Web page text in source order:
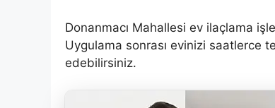
Donanmacı Mahallesi ev ilaçlama
Uygulama sonrası evinizi saatlerce
edebilirsiniz.